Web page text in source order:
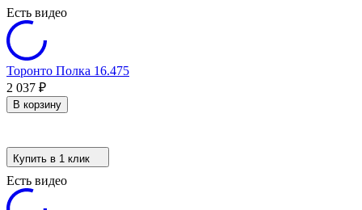
Есть видео
Торонто Полка 16.475
2 037 ₽
В корзину
Купить в 1 клик
Есть видео